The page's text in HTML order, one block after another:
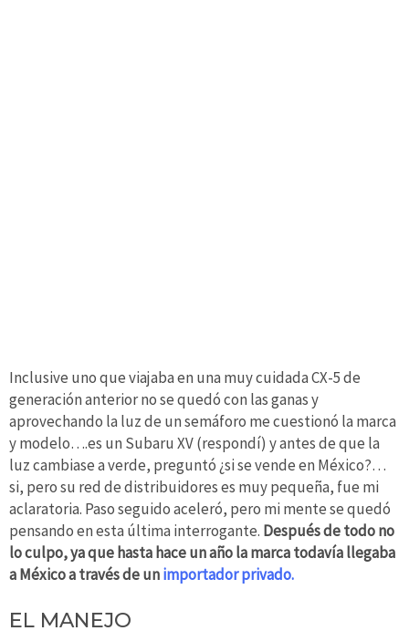
Inclusive uno que viajaba en una muy cuidada CX-5 de
generación anterior no se quedó con las ganas y
aprovechando la luz de un semáforo me cuestionó la marca
y modelo….es un Subaru XV (respondí) y antes de que la
luz cambiase a verde, preguntó ¿si se vende en México?…
si, pero su red de distribuidores es muy pequeña, fue mi
aclaratoria. Paso seguido aceleró, pero mi mente se quedó
pensando en esta última interrogante. Después de todo no
lo culpo, ya que hasta hace un año la marca todavía llegaba
a México a través de unimportador privado.
EL MANEJO